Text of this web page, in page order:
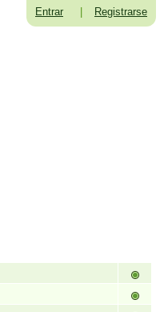
Entrar Registrarse